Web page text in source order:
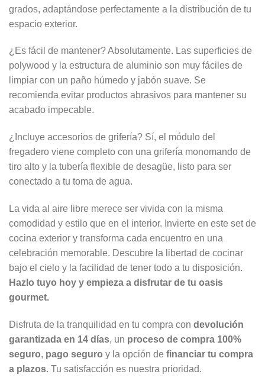
grados, adaptándose perfectamente a la distribución de tu
espacio exterior.
¿Es fácil de mantener? Absolutamente. Las superficies de
polywood y la estructura de aluminio son muy fáciles de
limpiar con un paño húmedo y jabón suave. Se
recomienda evitar productos abrasivos para mantener su
acabado impecable.
¿Incluye accesorios de grifería? Sí, el módulo del
fregadero viene completo con una grifería monomando de
tiro alto y la tubería flexible de desagüe, listo para ser
conectado a tu toma de agua.
La vida al aire libre merece ser vivida con la misma
comodidad y estilo que en el interior. Invierte en este set de
cocina exterior y transforma cada encuentro en una
celebración memorable. Descubre la libertad de cocinar
bajo el cielo y la facilidad de tener todo a tu disposición.
Hazlo tuyo hoy y empieza a disfrutar de tu oasis
gourmet.
Disfruta de la tranquilidad en tu compra con devolución
garantizada en 14 días, un proceso de compra 100%
seguro, pago seguro y la opción de financiar tu compra
a plazos. Tu satisfacción es nuestra prioridad.